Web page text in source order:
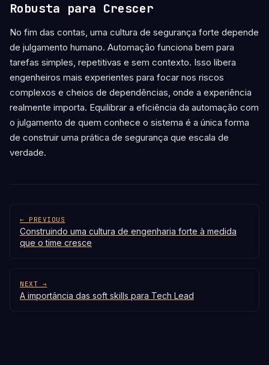
Robusta para Crescer
No fim das contas, uma cultura de segurança forte depende
de julgamento humano. Automação funciona bem para
tarefas simples, repetitivas e sem contexto. Isso libera
engenheiros mais experientes para focar nos riscos
complexos e cheios de dependências, onde a experiência
realmente importa. Equilibrar a eficiência da automação com
o julgamento de quem conhece o sistema é a única forma
de construir uma prática de segurança que escala de
verdade.
← PREVIOUS
Construindo uma cultura de engenharia forte à medida
que o time cresce
NEXT →
A importância das soft skills para Tech Lead